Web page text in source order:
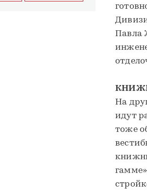
Павла
На
идут
тоже